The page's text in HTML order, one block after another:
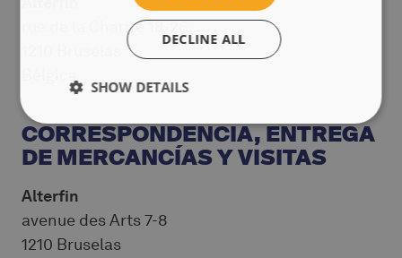
rue de la Charité 18-26
CORRESPONDENCIA, ENTREGA
DE MERCANCÍAS Y VISITAS
Alterfin
avenue des Arts 7-8
1210 Bruselas
DECLINE ALL
SHOW DETAILS